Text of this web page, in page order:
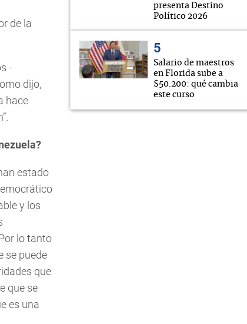
de la
-
dijo,
hace
estado
y los
lo tanto
se puede
que
que se
es una
presenta Destino
Político 2026
Salario de maestros
en Florida sube a
$50.200: qué cambia
este curso